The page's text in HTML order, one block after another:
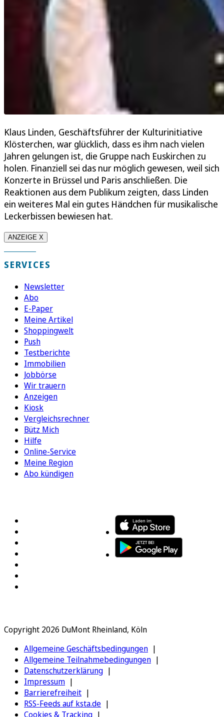
Klaus Linden, Geschäftsführer der Kulturinitiative
Klösterchen, war glücklich, dass es ihm nach vielen
Jahren gelungen ist, die Gruppe nach Euskirchen zu
holen. Finanziell sei das nur möglich gewesen, weil sich
Konzerte in Brüssel und Paris anschließen. Die
Reaktionen aus dem Publikum zeigten, dass Linden
ein weiteres Mal ein gutes Händchen für musikalische
Leckerbissen bewiesen hat.
ANZEIGE X
SERVICES
Newsletter
Abo
E-Paper
Meine Artikel
Shoppingwelt
Push
Testberichte
Immobilien
Jobbörse
Wir trauern
Anzeigen
Kiosk
Vergleichsrechner
Bütz Mich
Hilfe
Online-Service
Meine Region
Abo kündigen
Copyright 2026 DuMont Rheinland, Köln
Allgemeine Geschäftsbedingungen
Allgemeine Teilnahmebedingungen
Datenschutzerklärung
Impressum
Barrierefreiheit
RSS-Feeds auf ksta.de
Cookies & Tracking